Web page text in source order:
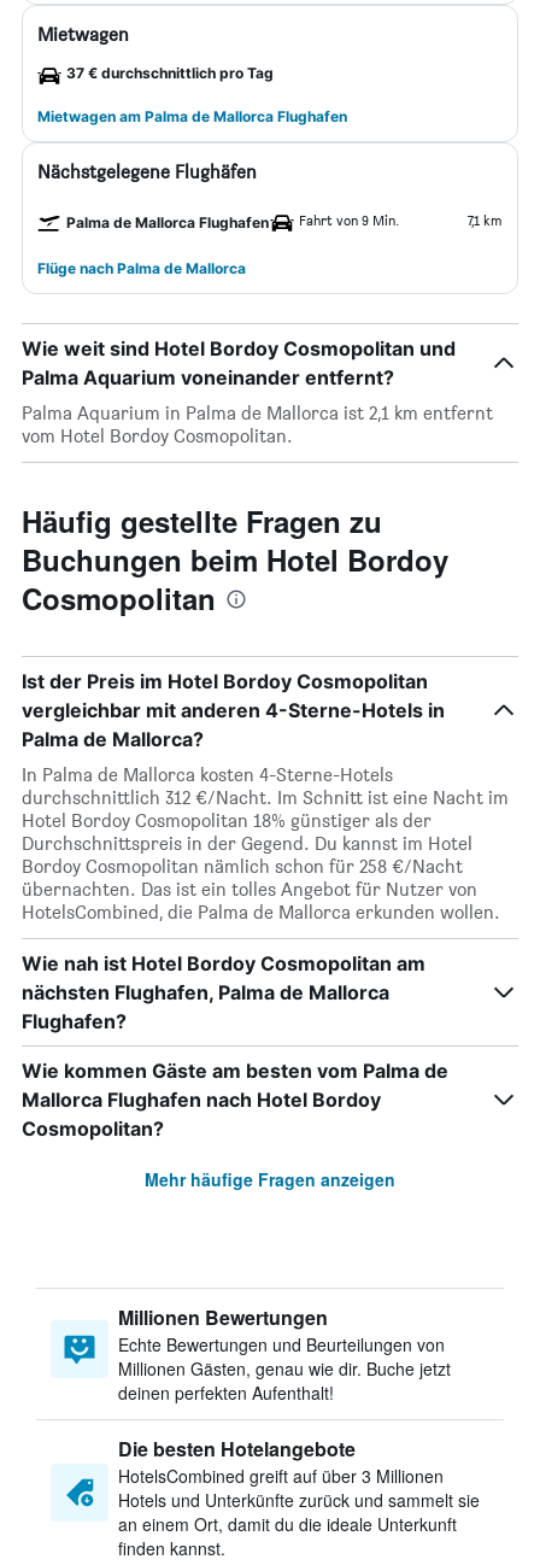
Mietwagen
37 € durchschnittlich pro Tag
Mietwagen am Palma de Mallorca Flughafen
Nächstgelegene Flughäfen
Palma de Mallorca Flughafen Fahrt von 9 Min. 7,1 km
Flüge nach Palma de Mallorca
Wie weit sind Hotel Bordoy Cosmopolitan und
Palma Aquarium voneinander entfernt?
Palma Aquarium in Palma de Mallorca ist 2,1 km entfernt
vom Hotel Bordoy Cosmopolitan.
Häufig gestellte Fragen zu
Buchungen beim Hotel Bordoy
Cosmopolitan
Ist der Preis im Hotel Bordoy Cosmopolitan
vergleichbar mit anderen 4-Sterne-Hotels in
Palma de Mallorca?
In Palma de Mallorca kosten 4-Sterne-Hotels
durchschnittlich 312 €/Nacht. Im Schnitt ist eine Nacht im
Hotel Bordoy Cosmopolitan 18% günstiger als der
Durchschnittspreis in der Gegend. Du kannst im Hotel
Bordoy Cosmopolitan nämlich schon für 258 €/Nacht
übernachten. Das ist ein tolles Angebot für Nutzer von
HotelsCombined, die Palma de Mallorca erkunden wollen.
Wie nah ist Hotel Bordoy Cosmopolitan am
nächsten Flughafen, Palma de Mallorca
Flughafen?
Wie kommen Gäste am besten vom Palma de
Mallorca Flughafen nach Hotel Bordoy
Cosmopolitan?
Mehr häufige Fragen anzeigen
Millionen Bewertungen
Echte Bewertungen und Beurteilungen von
Millionen Gästen, genau wie dir. Buche jetzt
deinen perfekten Aufenthalt!
Die besten Hotelangebote
HotelsCombined greift auf über 3 Millionen
Hotels und Unterkünfte zurück und sammelt sie
an einem Ort, damit du die ideale Unterkunft
finden kannst.